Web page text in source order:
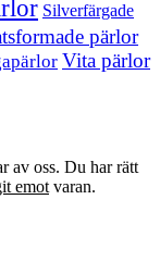
Silverfärgade
pärlor
Vita pärlor
av oss. Du har rätt
emot varan.